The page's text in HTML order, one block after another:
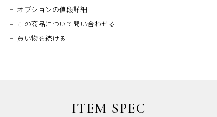
オプションの値段詳細
この商品について問い合わせる
買い物を続ける
ITEM SPEC